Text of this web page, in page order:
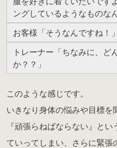
ングしているようなものな
お客様「そうなんですね！」
トレーナー「ちなみに、ど
か？？」
このような感じです。
いきなり身体の悩みや目標
『頑張らねばならない』と
ていってしまい、さらに緊張